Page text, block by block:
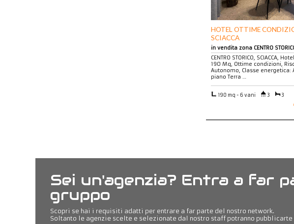
HOTEL OTTIME
SCIACCA
in vendita zona CENTRO
CENTRO STORICO, SCIACCA,
190 Mq, Ottime condizioni,
Autonomo, Classe energetica:
piano Terra …
190 mq - 6 vani 3 3
Sei un'agenzia? Entra a far
gruppo
Scopri se hai i requisiti adatti per entrare a far parte del nostro network.
Soltanto le agenzie scelte e selezionate dal nostro staff potranno